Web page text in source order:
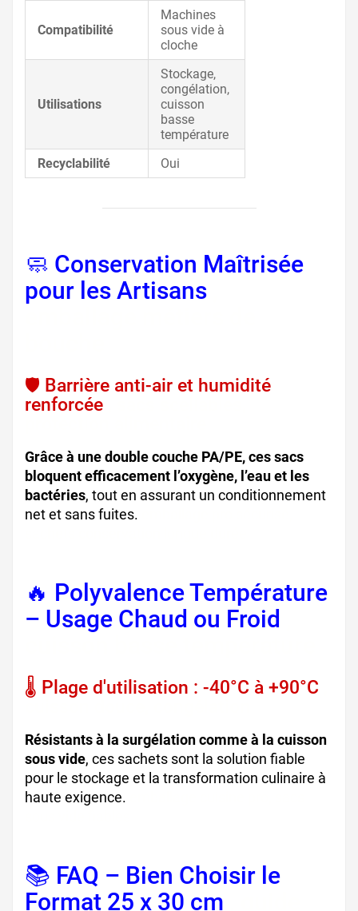
Compatibilité
Machines
sous vide à
cloche
Utilisations
Stockage,
congélation,
cuisson
basse
température
Recyclabilité
Oui
🧼 Conservation Maîtrisée
pour les Artisans
🛡️ Barrière anti-air et humidité
renforcée
Grâce à une double couche PA/PE, ces sacs
bloquent efficacement l’oxygène, l’eau et les
bactéries, tout en assurant un conditionnement
net et sans fuites.
🔥 Polyvalence Température
– Usage Chaud ou Froid
🌡️ Plage d'utilisation : -40°C à +90°C
Résistants à la surgélation comme à la cuisson
sous vide, ces sachets sont la solution fiable
pour le stockage et la transformation culinaire à
haute exigence.
📚 FAQ – Bien Choisir le
Format 25 x 30 cm